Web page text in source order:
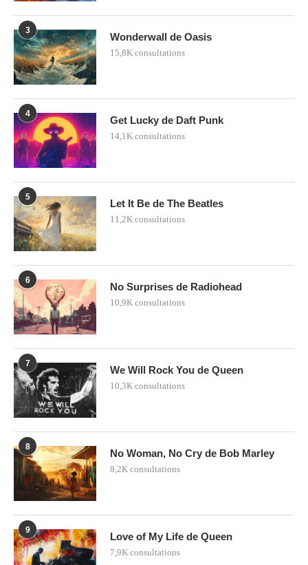
3
Wonderwall de Oasis
15,8K consultations
4
Get Lucky de Daft Punk
14,1K consultations
5
Let It Be de The Beatles
11,2K consultations
6
No Surprises de Radiohead
10,9K consultations
7
We Will Rock You de Queen
10,3K consultations
8
No Woman, No Cry de Bob Marley
8,2K consultations
9
Love of My Life de Queen
7,9K consultations